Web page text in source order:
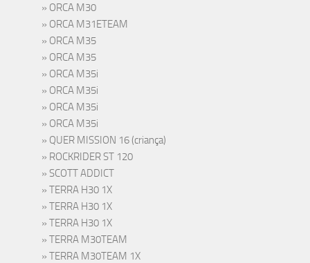
ORCA M30
ORCA M31ETEAM
ORCA M35
ORCA M35
ORCA M35i
ORCA M35i
ORCA M35i
ORCA M35i
QUER MISSION 16 (criança)
ROCKRIDER ST 120
SCOTT ADDICT
TERRA H30 1X
TERRA H30 1X
TERRA H30 1X
TERRA M30TEAM
TERRA M30TEAM 1X